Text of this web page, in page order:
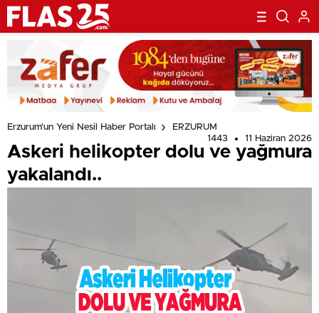
Erzurum'un Yeni Nesil Haber Portalı
ERZURUM
1443
11 Haziran 2026
Askeri helikopter dolu ve yağmura
yakalandı..